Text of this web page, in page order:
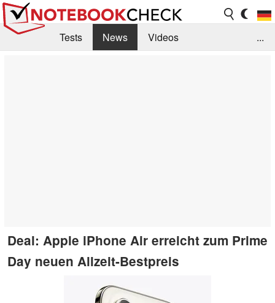
Tests News
Videos
...
Deal: Apple iPhone Air erreicht zum Prime
Day neuen Allzeit-Bestpreis